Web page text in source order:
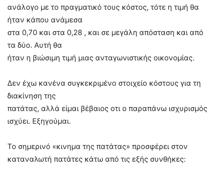
ανάλογο με το πραγματικό τους κόστος, τότε η τιμή θα
ήταν κάπου ανάμεσα
στα 0,70 και στα 0,28 , και σε μεγάλη απόσταση και από
τα δύο. Αυτή θα
ήταν η βιώσιμη τιμή μιας ανταγωνιστικής οικονομίας.
Δεν έχω κανένα συγκεκριμένο στοιχείο κόστους για τη
διακίνηση της
πατάτας, αλλά είμαι βέβαιος οτι ο παραπάνω ισχυρισμός
ισχύει. Εξηγούμαι.
Το σημερινό «κινημα της πατάτας» προσφέρει στον
καταναλωτή πατάτες κάτω από τις εξής συνθήκες: